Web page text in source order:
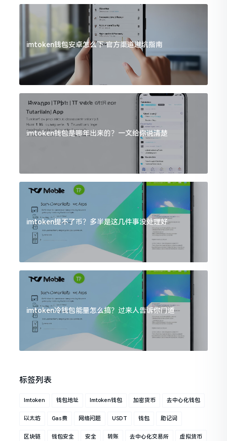
imtoken钱包安卓怎么下 官方渠道避坑指南
imtoken钱包是哪年出来的？一文给你说清楚
imtoken提不了币？多半是这几件事没处理好
imtoken冷钱包能量怎么搞？过来人告诉你门道
标签列表
Imtoken 钱包地址 Imtoken钱包 加密货币 去中心化钱包
以太坊 Gas费 网络问题 USDT 钱包 助记词
区块链 钱包安全 安全 转账 去中心化交易所 虚拟货币